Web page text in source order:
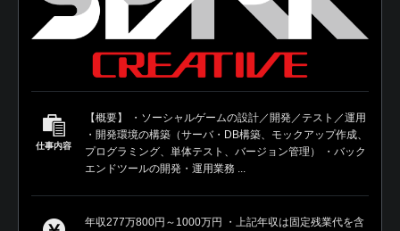
仕事内容
【概要】 ・ソーシャルゲームの設計／開発／テスト／運用
・開発環境の構築（サーバ・DB構築、モックアップ作成、
プログラミング、単体テスト、バージョン管理） ・バック
エンドツールの開発・運用業務 ...
年収277万800円～1000万円 ・上記年収は固定残業代を含